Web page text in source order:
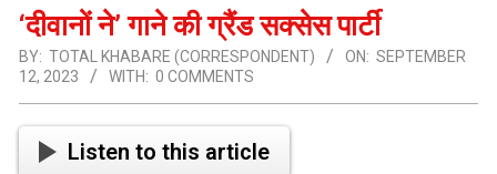
‘दीवानों ने’ गाने की ग्रैंड सक्सेस पार्टी
BY: TOTAL KHABARE (CORRESPONDENT) ON: SEPTEMBER
12, 2023
WITH: 0 COMMENTS
Listen to this article